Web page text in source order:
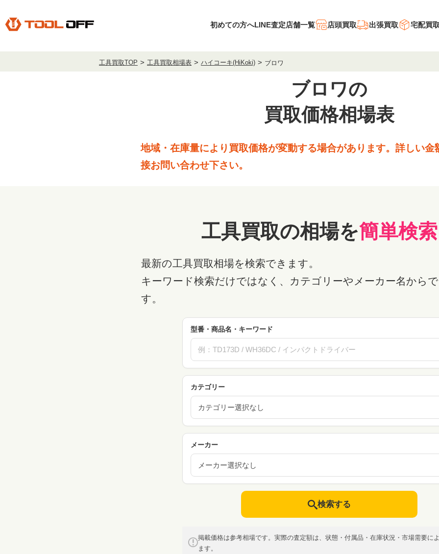
初めての方へLINE査定店舗一覧 店頭買取 出張買取 宅配買取
工具買取TOP 工具買取相場表 ハイコーキ(HiKoki) ブロワ
ブロワの
買取価格相場表
地域・在庫量により買取価格が変動する場合があります。 詳しい金
接お問い合わせ下さい。
工具買取の相場を簡単検索
最新の工具買取相場を検索できます。
キーワード検索だけではなく、カテゴリーやメーカー名から
す。
型番・商品名・キーワード
カテゴリー
カテゴリー選択なし
メーカー
メーカー選択なし
検索する
掲載価格は参考相場です。実際の査定額は、状態・付属品・在庫状況・市場需要に
ます。